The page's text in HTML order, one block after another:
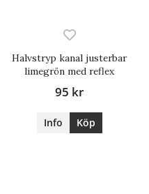
Halvstryp kanal justerbar
limegrön med reflex
95 kr
Info Köp